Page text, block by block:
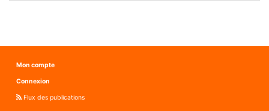
Mon compte
Connexion
Flux des publications